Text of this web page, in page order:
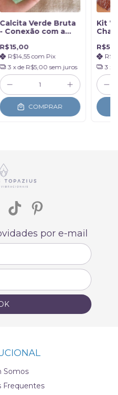
Calcita Verde Bruta
- Conexão com a
R$15,00
R$14,55com Pix
3 x de R$5,00 sem juros
COMPRAR
Kit 7
3 x
por e-mail
Somos
Frequentes